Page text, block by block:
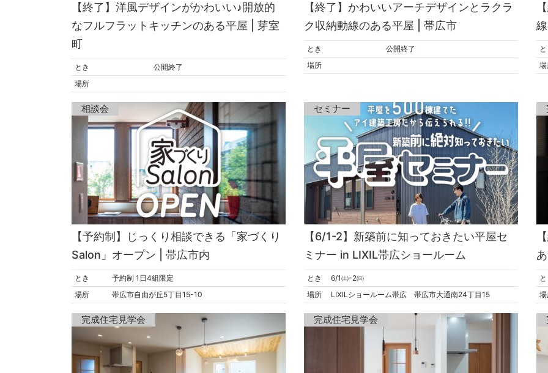
【終了】洋風デザインがかわいい♪開放的
なフルフラットキッチンのある平屋 | 芽室
町
とき
公開終了
場所
【終了】かわいいアーチデザインとラクラ
ク収納動線のある平屋 | 帯広市
とき
公開終了
場所
相談会
【予約制】じっくり相談できる「家づくり
Salon」オープン | 帯広市内
とき
予約制 1日4組限定
場所
帯広市自由が丘5丁目15-10
セミナー
【6/1-2】新築前に知っておきたい平屋セ
ミナー in LIXIL帯広ショールーム
とき
6/1㈯-2㈰
場所
LIXILショールーム帯広 帯広市大通南24丁目15
完成住宅見学会 完成住宅見学会